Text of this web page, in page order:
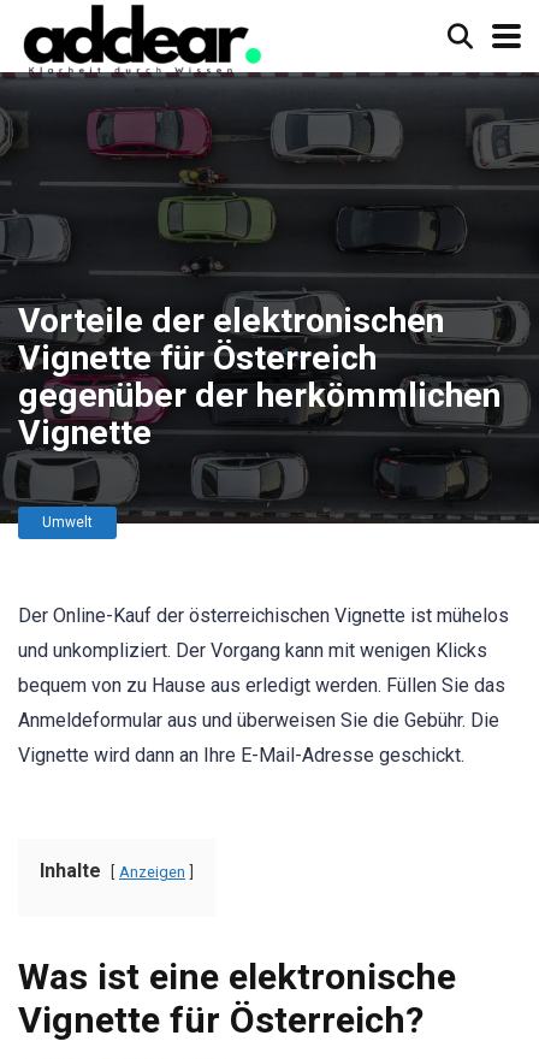
Vorteile der elektronischen
Vignette für Österreich
gegenüber der herkömmlichen
Vignette
Umwelt
Der Online-Kauf der österreichischen Vignette ist mühelos
und unkompliziert. Der Vorgang kann mit wenigen Klicks
bequem von zu Hause aus erledigt werden. Füllen Sie das
Anmeldeformular aus und überweisen Sie die Gebühr. Die
Vignette wird dann an Ihre E-Mail-Adresse geschickt.
Inhalte Anzeigen
Was ist eine elektronische
Vignette für Österreich?